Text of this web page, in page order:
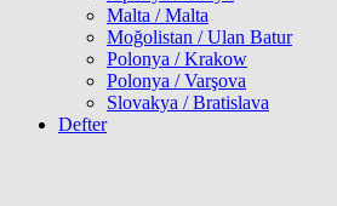
Malta / Malta
Moğolistan / Ulan Batur
Polonya / Krakow
Polonya / Varşova
Slovakya / Bratislava
Defter